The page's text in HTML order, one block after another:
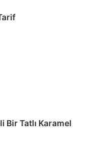
Bir Tatlı Karamel